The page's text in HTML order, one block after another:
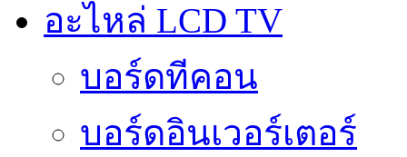
อะไหล่ LCD TV
บอร์ดทีคอน
บอร์ดอินเวอร์เตอร์